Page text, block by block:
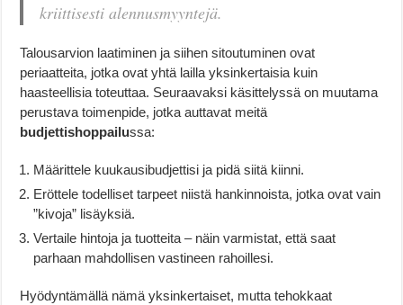
kriittisesti alennusmyyntejä.
Talousarvion laatiminen ja siihen sitoutuminen ovat
periaatteita, jotka ovat yhtä lailla yksinkertaisia kuin
haasteellisia toteuttaa. Seuraavaksi käsittelyssä on muutama
perustava toimenpide, jotka auttavat meitä
budjettishoppailussa:
Määrittele kuukausibudjettisi ja pidä siitä kiinni.
Eröttele todelliset tarpeet niistä hankinnoista, jotka ovat vain
”kivoja” lisäyksiä.
Vertaile hintoja ja tuotteita – näin varmistat, että saat
parhaan mahdollisen vastineen rahoillesi.
Hyödyntämällä nämä yksinkertaiset, mutta tehokkaat